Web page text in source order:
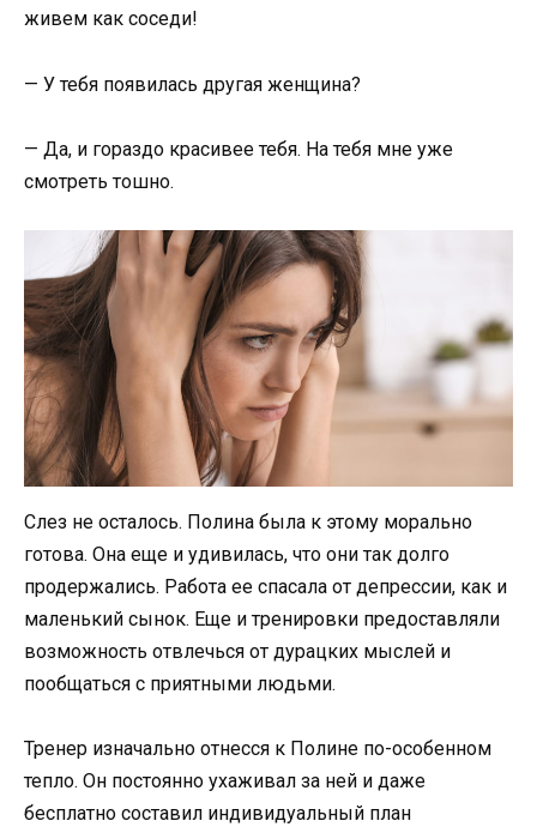
живем как соседи!
— У тебя появилась другая женщина?
— Да, и гораздо красивее тебя. На тебя мне уже
смотреть тошно.
Слез не осталось. Полина была к этому морально
готова. Она еще и удивилась, что они так долго
продержались. Работа ее спасала от депрессии, как и
маленький сынок. Еще и тренировки предоставляли
возможность отвлечься от дурацких мыслей и
пообщаться с приятными людьми.
Тренер изначально отнесся к Полине по-особенном
тепло. Он постоянно ухаживал за ней и даже
бесплатно составил индивидуальный план